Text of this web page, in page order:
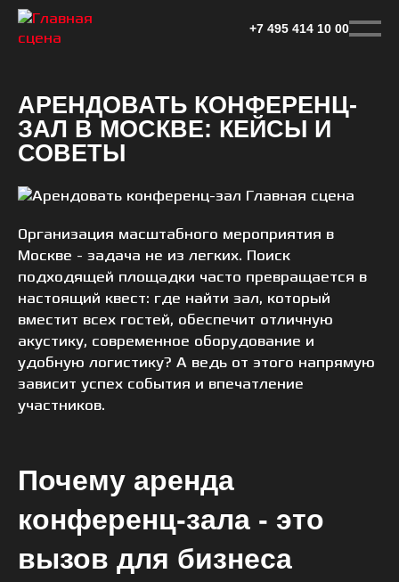
Перейти
основному
+7 495 414 10 00
АРЕНДОВАТЬ КОНФЕРЕНЦ-
ЗАЛ В МОСКВЕ: КЕЙСЫ И
СОВЕТЫ
Организация масштабного мероприятия в
Москве - задача не из легких. Поиск
подходящей площадки часто превращается в
настоящий квест: где найти зал, который
вместит всех гостей, обеспечит отличную
акустику, современное оборудование и
удобную логистику? А ведь от этого напрямую
зависит успех события и впечатление
участников.
Почему аренда
конференц-зала - это
вызов для бизнеса